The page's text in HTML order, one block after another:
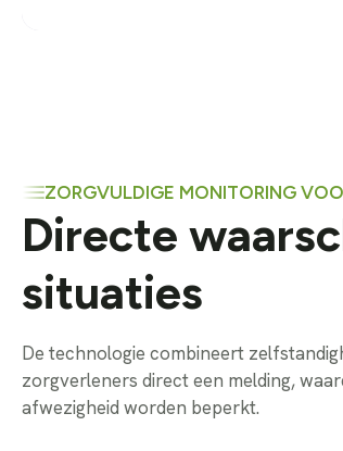
ZORGVULDIGE MONITORING
Directe
situaties
De technologie combineert
zorgverleners direct een melding,
afwezigheid worden beperkt.